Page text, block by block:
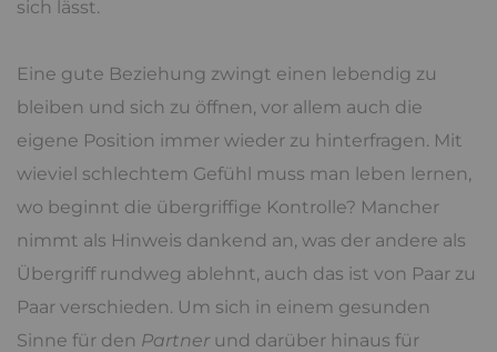
sich lässt.
Eine gute Beziehung zwingt einen lebendig zu
bleiben und sich zu öffnen, vor allem auch die
eigene Position immer wieder zu hinterfragen. Mit
wieviel schlechtem Gefühl muss man leben lernen,
wo beginnt die übergriffige Kontrolle? Mancher
nimmt als Hinweis dankend an, was der andere als
Übergriff rundweg ablehnt, auch das ist von Paar zu
Paar verschieden. Um sich in einem gesunden
Sinne für den Partner und darüber hinaus für